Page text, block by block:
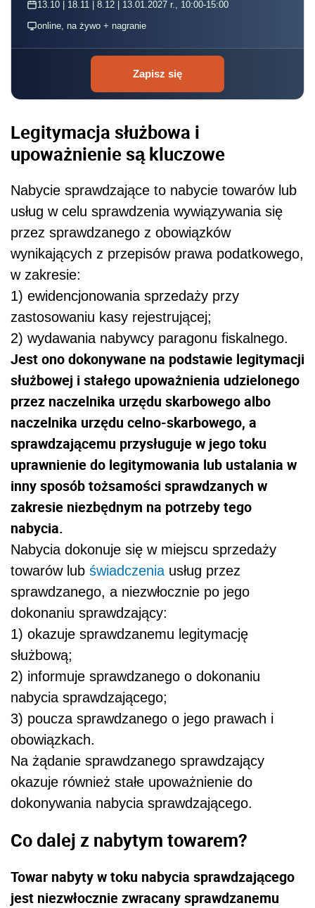
13.10 | 18.11 | 8.12 | 13.01.2027 r., 10:00-15:00
online, na żywo + nagranie
Zapisz się
Legitymacja służbowa i
upoważnienie są kluczowe
Nabycie sprawdzające to nabycie towarów lub
usług w celu sprawdzenia wywiązywania się
przez sprawdzanego z obowiązków
wynikających z przepisów prawa podatkowego,
w zakresie:
1) ewidencjonowania sprzedaży przy
zastosowaniu kasy rejestrującej;
2) wydawania nabywcy paragonu fiskalnego.
Jest ono dokonywane na podstawie legitymacji
służbowej i stałego upoważnienia udzielonego
przez naczelnika urzędu skarbowego albo
naczelnika urzędu celno-skarbowego, a
sprawdzającemu przysługuje w jego toku
uprawnienie do legitymowania lub ustalania w
inny sposób tożsamości sprawdzanych w
zakresie niezbędnym na potrzeby tego
nabycia.
Nabycia dokonuje się w miejscu sprzedaży
towarów lub świadczeniausług przez
sprawdzanego, a niezwłocznie po jego
dokonaniu sprawdzający:
1) okazuje sprawdzanemu legitymację
służbową;
2) informuje sprawdzanego o dokonaniu
nabycia sprawdzającego;
3) poucza sprawdzanego o jego prawach i
obowiązkach.
Na żądanie sprawdzanego sprawdzający
okazuje również stałe upoważnienie do
dokonywania nabycia sprawdzającego.
Co dalej z nabytym towarem?
Towar nabyty w toku nabycia sprawdzającego
jest niezwłocznie zwracany sprawdzanemu